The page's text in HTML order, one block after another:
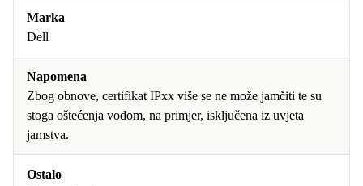
Marka
Dell
Napomena
Zbog obnove, certifikat IPxx više se ne može jamčiti te su
stoga oštećenja vodom, na primjer, isključena iz uvjeta
jamstva.
Ostalo